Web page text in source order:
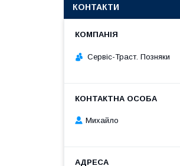
КОНТАКТИ
Сервіс-Траст. Позняки
Михайло